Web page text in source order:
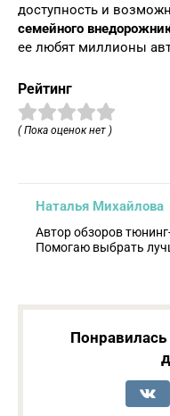
доступность и
семейного
ее любят миллионы
Рейтинг
( Пока оценок нет )
Наталья Михайлова
Автор обзоров
Помогаю выбрать
Понравилась